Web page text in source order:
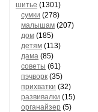
шитье (1301)
сумки (278)
малышам (207)
дом (185)
детям (113)
дама (85)
советы (61)
пэчворк (35)
прихватки (32)
развивалки (15)
органайзер (5)